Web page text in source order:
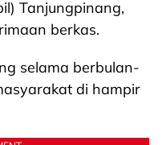
Tanjungpinang,
berkas.
selama berbulan-
di hampir